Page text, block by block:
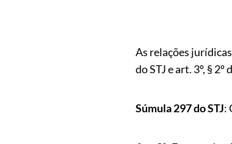
As relações
do STJ e art. 3º, §
Súmula 297 do STJ: